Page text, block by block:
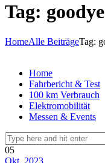
Tag:
HomeAlle BeiträgeTag:
Home
Fahrbericht & Test
100 km Verbrauch
Elektromobilität
Messen & Events
05
Okt. 2023